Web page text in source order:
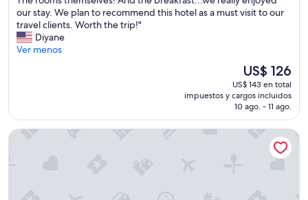
(39
opiniones)
d
e
c
i
s
our stay. We plan to recommend this hotel as a must visit to our
travel clients. Worth the trip!"
Diyane
Ver menos
El
precio
actual
es
de
US$ 126
US$ 126
US$ 143 en total
impuestos y cargos incluidos
10 ago. - 11 ago.
Wassado cultural lodging